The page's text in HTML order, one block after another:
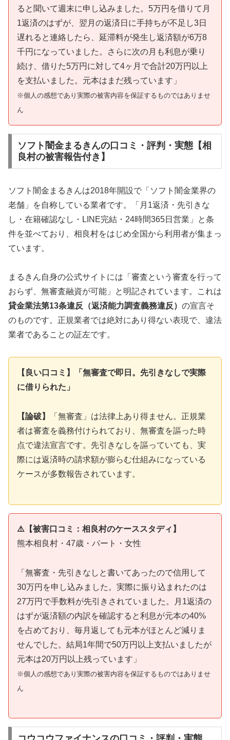
ると聞いて週末に申し込みました。5万円を借りて月
1返済のはずが、翌月の返済日に手持ちが不足し3日
遅れると連絡したら、延滞料が発生し返済額が6万8
千円になっていました。さらに次の月も利息が乗り
続け、借りた5万円に対して4ヶ月で合計20万円以上
を支払いました。元本はまだ残っています」
※個人の感想であり実際の被害内容を保証するものではありませ
ん
ソフト闇金まるきんの口コミ・評判・実態【相
良村の被害報告付き】
ソフト闇金まるきんは2018年開設で「ソフト闇金業界の
老舗」を自称している業者です。「月1返済・先引きな
し・在籍確認なし・LINE完結・24時間365日営業」と条
件を並べており、相良村をはじめ全国から利用者が集まっ
ています。
まるきん自身の公式サイトには「審査という審査を行って
おらず、無審査融資が可能」と明記されています。これは
貸金業法第13条違反（返済能力調査義務違反） の宣言そ
のものです。正規業者では絶対にあり得ない表現で、違法
業者であることの証左です。
【良い口コミ】「無審査で即日。先引きなしで実際
に借りられた」
【論破】
「無審査」は法律上あり得ません。正規業
者は審査を義務付けられており、無審査を謳った時
点で違法宣言です。先引きなしを謳っていても、実
際には返済時の請求額が膨らむ仕組みになっている
ケースが多数報告されています。
⚠️【被害口コミ：相良村のケーススタディ】
熊本相良村・47歳・パート・女性
「無審査・先引きなしと書いてあったので信用して
30万円を申し込みました。実際に振り込まれたのは
27万円で手数料が先引きされていました。月1返済の
はずが返済額の内訳を確認すると利息が元本の40%
を占めており、毎月返しても元本がほとんど減りま
せんでした。結局1年間で50万円以上支払いましたが
元本は20万円以上残っています」
※個人の感想であり実際の被害内容を保証するものではありませ
ん